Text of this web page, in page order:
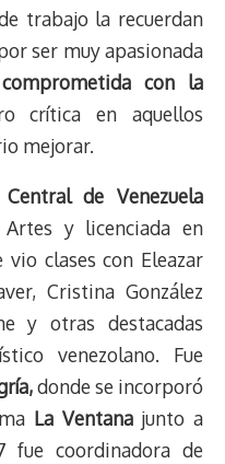
trabajo la recuerdan
ser muy apasionada
comprometida con la
crítica en aquellos
mejorar.
de Venezuela
y licenciada en
vio clases con Eleazar
Cristina González
y otras destacadas
venezolano. Fue
donde se incorporó
La Ventanajunto a
fue coordinadora de